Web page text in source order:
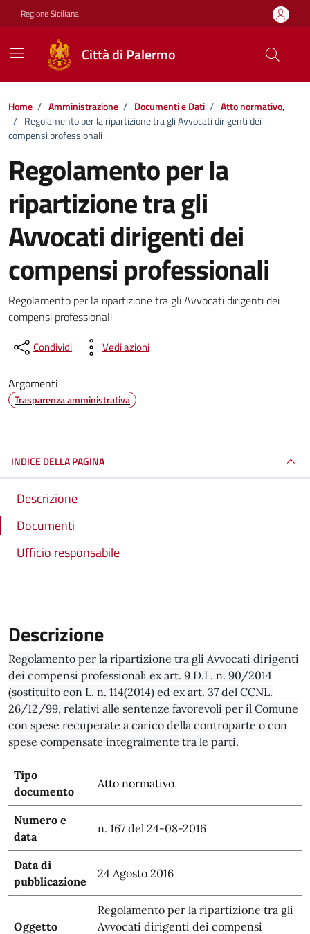
Vai ai contenuti
Vai al footer
Regione Siciliana
Città di Palermo
Home / Amministrazione / Documenti e Dati / Atto normativo,
/ Regolamento per la ripartizione tra gli Avvocati dirigenti dei
compensi professionali
Regolamento per la
ripartizione tra gli
Avvocati dirigenti dei
compensi professionali
Dettagli del documento
Regolamento per la ripartizione tra gli Avvocati dirigenti dei
compensi professionali
Condividi Vedi azioni
Argomenti
Trasparenza amministrativa
INDICE DELLA PAGINA
Descrizione
Documenti
Ufficio responsabile
Descrizione
Regolamento per la ripartizione tra gli Avvocati dirigenti
dei compensi professionali ex art. 9 D.L. n. 90/2014
(sostituito con L. n. 114(2014) ed ex art. 37 del CCNL.
26/12/99, relativi alle sentenze favorevoli per il Comune
con spese recuperate a carico della controparte o con
spese compensate integralmente tra le parti.
Tipo
documento
Atto normativo,
Numero e
data
n. 167 del 24-08-2016
Data di
pubblicazione
24 Agosto 2016
Oggetto
Regolamento per la ripartizione tra gli
Avvocati dirigenti dei compensi